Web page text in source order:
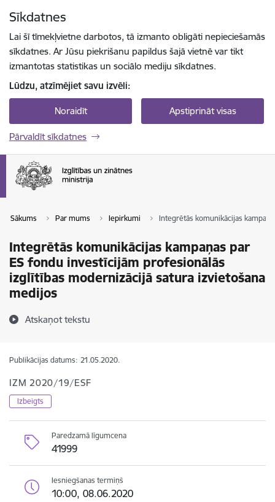
Sīkdatnes
Lai šī tīmekļvietne darbotos, tā izmanto obligāti nepieciešamās
sīkdatnes. Ar Jūsu piekrišanu papildus šajā vietnē var tikt
izmantotas statistikas un sociālo mediju sīkdatnes.
Lūdzu, atzīmējiet savu izvēli:
Noraidīt Apstiprināt visas
Pārvaldīt sīkdatnes
Sākums Par mums Iepirkumi Integrētās komunikācijas
Integrētās komunikācijas kampaņas par
ES fondu investīcijām profesionālās
izglītības modernizācijā satura izvietošana
medijos
Atskaņot tekstu
Publikācijas datums: 21.05.2020.
IZM 2020/19/ESF
Izbeigts
Paredzamā līgumcena
41999
Iesniegšanas termiņš
10:00, 08.06.2020